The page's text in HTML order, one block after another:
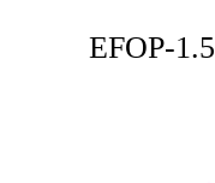
EFOP-